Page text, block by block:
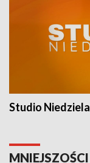
Studio Niedziela
MNIEJSZOŚCI